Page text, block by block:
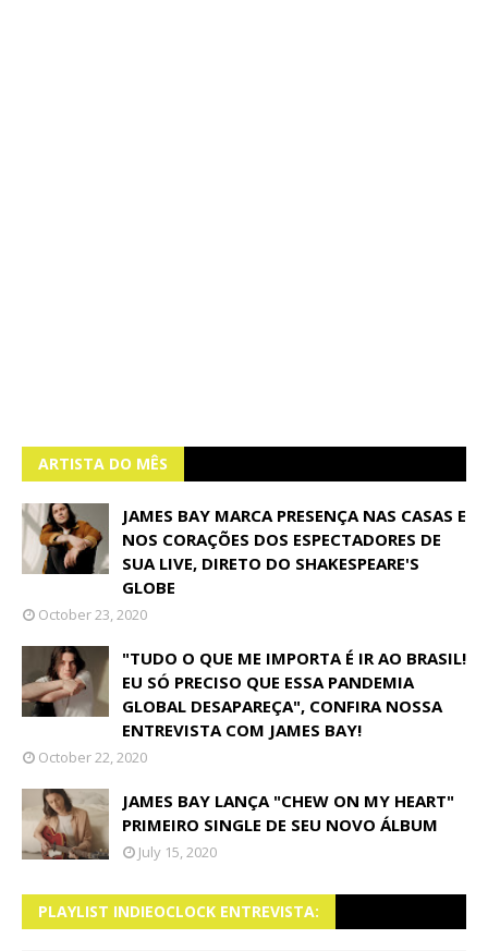
ARTISTA DO MÊS
JAMES BAY MARCA PRESENÇA NAS CASAS E
NOS CORAÇÕES DOS ESPECTADORES DE
SUA LIVE, DIRETO DO SHAKESPEARE'S
GLOBE
October 23, 2020
"TUDO O QUE ME IMPORTA É IR AO BRASIL!
EU SÓ PRECISO QUE ESSA PANDEMIA
GLOBAL DESAPAREÇA", CONFIRA NOSSA
ENTREVISTA COM JAMES BAY!
October 22, 2020
JAMES BAY LANÇA "CHEW ON MY HEART"
PRIMEIRO SINGLE DE SEU NOVO ÁLBUM
July 15, 2020
PLAYLIST INDIEOCLOCK ENTREVISTA: